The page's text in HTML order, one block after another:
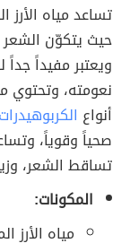
تساعد مياه
حيث يتكوّن الشعر
ويعتبر مفيداً
نعومته، وتحتوي
أنواع الكربوهيدرات
صحياً وقوياً،
تساقط الشعر،
المكونات:
مياه الأرز